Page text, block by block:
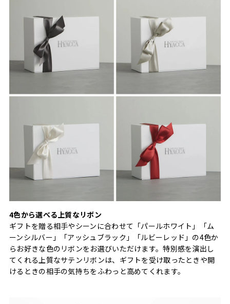
4色から選べる上質なリボン
ギフトを贈る相手やシーンに合わせて「パールホワイト」「ム
ーンシルバー」「アッシュブラック」「ルビーレッド」の4色か
らお好きな色のリボンをお選びいただけます。特別感を演出し
てくれる上質なサテンリボンは、ギフトを受け取ったときや開
けるときの相手の気持ちをふわっと高めてくれます。